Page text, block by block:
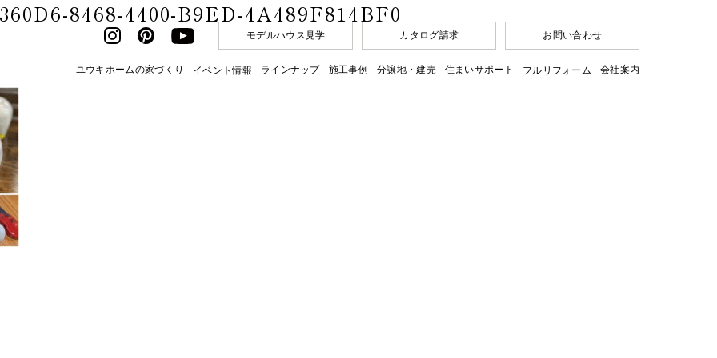
ユウキホームの家づくり イベント情報 ラインナップ 施工事例 分譲地・建売 住まいサポート フルリフォーム 会社案内
モデルハウス見学 カタログ請求 お問い合わせ
8468-4400-B9ED-4A489F814BF0